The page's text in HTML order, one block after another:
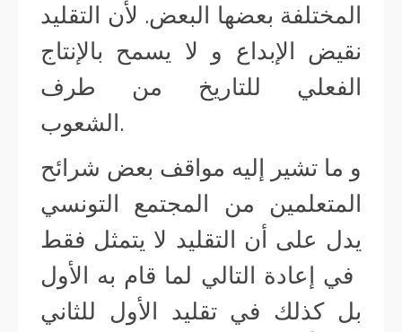
المختلفة بعضها البعض. لأن التقليد
نقيض الإبداع و لا يسمح بالإنتاج
الفعلي للتاريخ من طرف
الشعوب.
و ما تشير إليه مواقف بعض شرائح
المتعلمين من المجتمع التونسي
يدل على أن التقليد لا يتمثل فقط
في إعادة التالي لما قام به الأول
بل كذلك في تقليد الأول للثاني